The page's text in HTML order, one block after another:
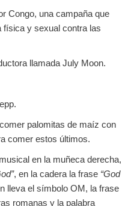
Congo, una campaña que
física y sexual contra las
llamada July Moon.
palomitas de maíz con
comer estos últimos.
en la muñeca derecha,
, en la cadera la frase “God
lleva el símbolo OM, la frase
romanas y la palabra